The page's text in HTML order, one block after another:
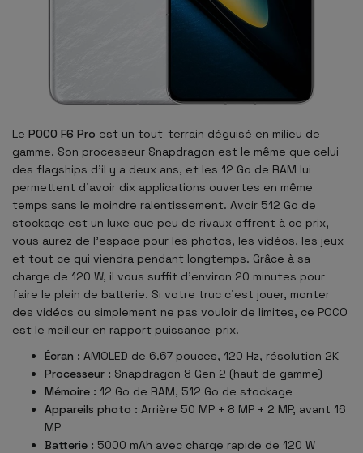
Le POCO F6 Pro est un tout-terrain déguisé en milieu de
gamme. Son processeur Snapdragon est le même que celui
des flagships d'il y a deux ans, et les 12 Go de RAM lui
permettent d'avoir dix applications ouvertes en même
temps sans le moindre ralentissement. Avoir 512 Go de
stockage est un luxe que peu de rivaux offrent à ce prix,
vous aurez de l'espace pour les photos, les vidéos, les jeux
et tout ce qui viendra pendant longtemps. Grâce à sa
charge de 120 W, il vous suffit d'environ 20 minutes pour
faire le plein de batterie. Si votre truc c'est jouer, monter
des vidéos ou simplement ne pas vouloir de limites, ce POCO
est le meilleur en rapport puissance-prix.
Écran : AMOLED de 6.67 pouces, 120 Hz, résolution 2K
Processeur : Snapdragon 8 Gen 2 (haut de gamme)
Mémoire : 12 Go de RAM, 512 Go de stockage
Appareils photo : Arrière 50 MP + 8 MP + 2 MP, avant 16
MP
Batterie : 5000 mAh avec charge rapide de 120 W